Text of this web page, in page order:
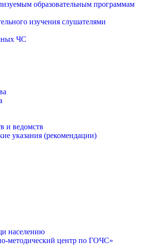
образовательным программам
изучения слушателями
ЧС
и ведомств
указания (рекомендации)
населению
методический центр по ГОЧС»